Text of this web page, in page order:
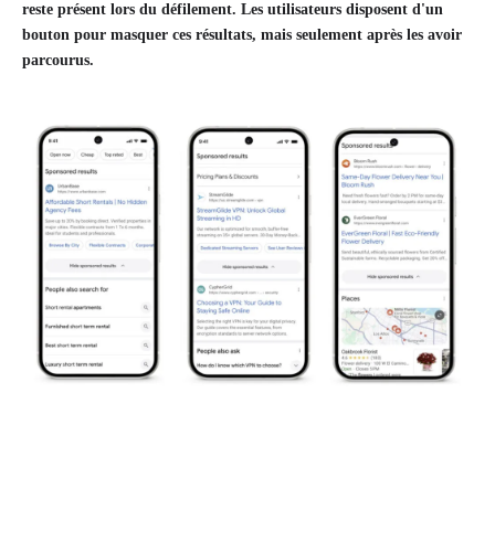
reste présent lors du défilement. Les utilisateurs disposent d'un
bouton pour masquer ces résultats, mais seulement après les avoir
parcourus.